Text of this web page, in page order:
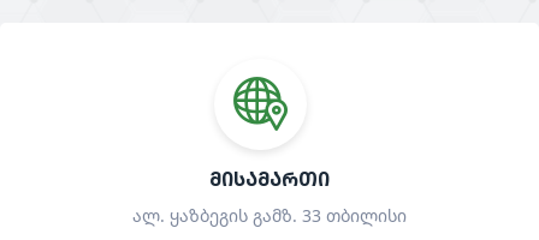
ᲛᲘᲡᲐᲛᲐᲠᲗᲘ
ალ. ყაზბეგის გამზ. 33 თბილისი